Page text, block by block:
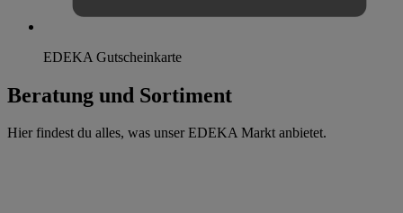
EDEKA Gutscheinkarte
Beratung und Sortiment
Hier findest du alles, was unser EDEKA Markt anbietet.